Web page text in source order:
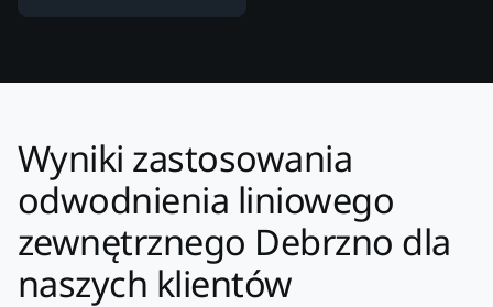
Wyniki zastosowania
odwodnienia liniowego
zewnętrznego Debrzno dla
naszych klientów